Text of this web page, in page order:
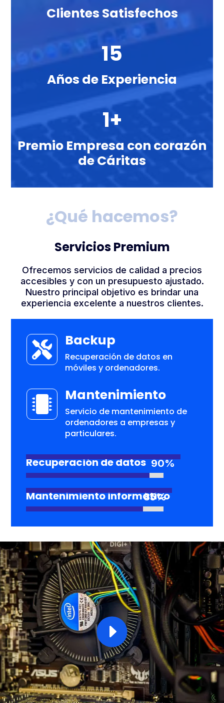
Clientes Satisfechos
15
Años de Experiencia
1+
Premio Empresa con corazón
de Cáritas
¿Qué hacemos?
Servicios Premium
Ofrecemos servicios de calidad a precios
accesibles y con un presupuesto ajustado.
Nuestro principal objetivo es brindar una
experiencia excelente a nuestros clientes.
 Backup
Recuperación de datos en
móviles y ordenadores.
 Mantenimiento
Servicio de mantenimiento de
ordenadores a empresas y
particulares.
Recuperación de datos
90%
90%
Mantenimiento informático
85%
85%
E